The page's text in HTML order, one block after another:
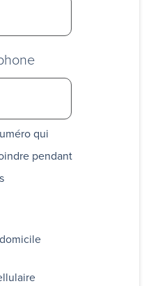
qui
pendant